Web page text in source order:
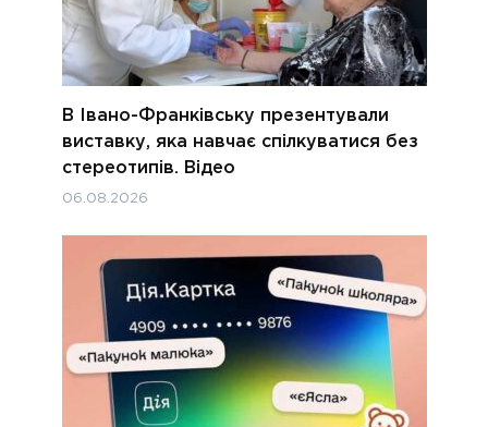
В Івано-Франківську презентували
виставку, яка навчає спілкуватися без
стереотипів. Відео
06.08.2026